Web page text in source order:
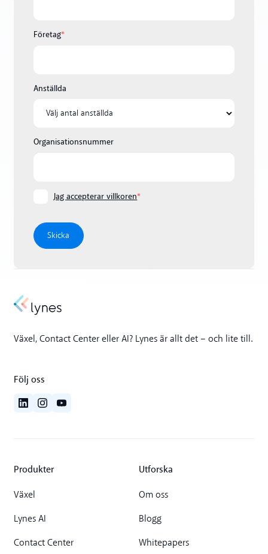
Företag*
Anställda
Organisationsnummer
Jag accepterar villkoren*
Växel, Contact Center eller AI? Lynes är allt det – och lite till.
Följ oss
Produkter
Växel
Lynes AI
Contact Center
Utforska
Om oss
Blogg
Whitepapers